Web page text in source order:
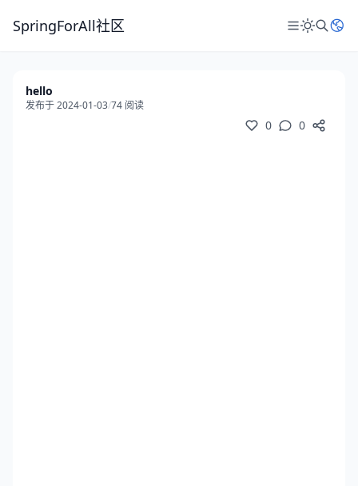
SpringForAll社区
hello
发布于 2024-01-03/74 阅读
0 0